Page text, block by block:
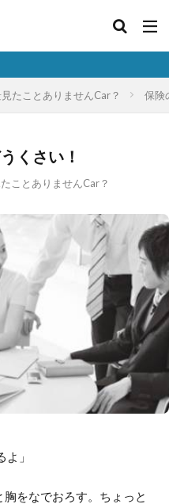
たことありませんCar？ 保険
くさい！
ことありませんCar？
」
をなでおろす。ちょっと